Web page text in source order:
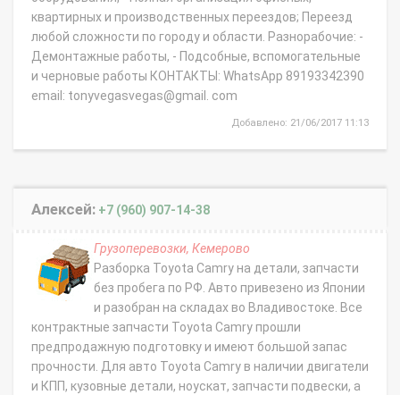
квартирных и производственных переездов; Переезд
любой сложности по городу и области. Разнорабочие: -
Демонтажные работы, - Подсобные, вспомогательные
и черновые работы КОНТАКТЫ: WhatsApp 89193342390
email: tonyvegasvegas@gmail. com
Добавлено: 21/06/2017 11:13
Алексей: +7 (960) 907-14-38
Грузоперевозки, Кемерово
Разборка Toyota Camry на детали, запчасти
без пробега по РФ. Авто привезено из Японии
и разобран на складах во Владивостоке. Все
контрактные запчасти Toyota Camry прошли
предпродажную подготовку и имеют большой запас
прочности. Для авто Toyota Camry в наличии двигатели
и КПП, кузовные детали, ноускат, запчасти подвески, а